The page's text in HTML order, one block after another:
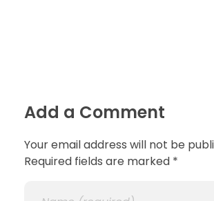
Add a Comment
Your email address will not be
Required fields are marked *